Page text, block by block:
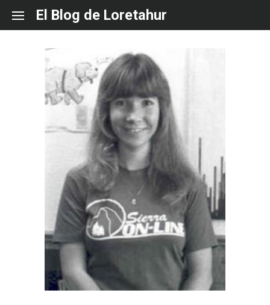
content
El Blog de Loretahur